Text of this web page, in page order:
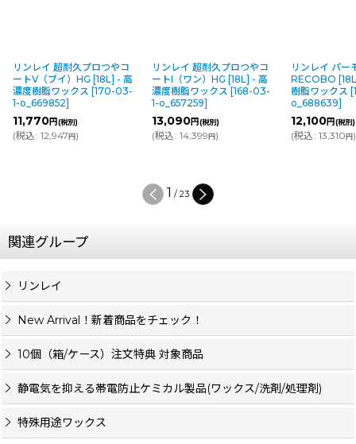
リンレイ 超耐久プロつやコ
ートV（ブイ）HG [18L] - 高
濃度樹脂ワックス [170-03-
1-o_669852]
11,770円(税別)
(税込: 12,947円)
リンレイ 超耐久プロつやコ
ートI（ワン）HG [18L] - 高
濃度樹脂ワックス [168-03-
1-o_657259]
13,090円(税別)
(税込: 14,399円)
リンレイ パー
RECOBO
樹脂ワックス [
o_688639]
12,100円(税別)
(税込: 13,310円)
1 / 23
関連グループ
リンレイ
New Arrival！新着商品をチェック！
10個（箱/ケース）注文特典 対象商品
静電気を抑える帯電防止ケミカル製品(ワックス/洗剤/処理剤)
特殊用途ワックス